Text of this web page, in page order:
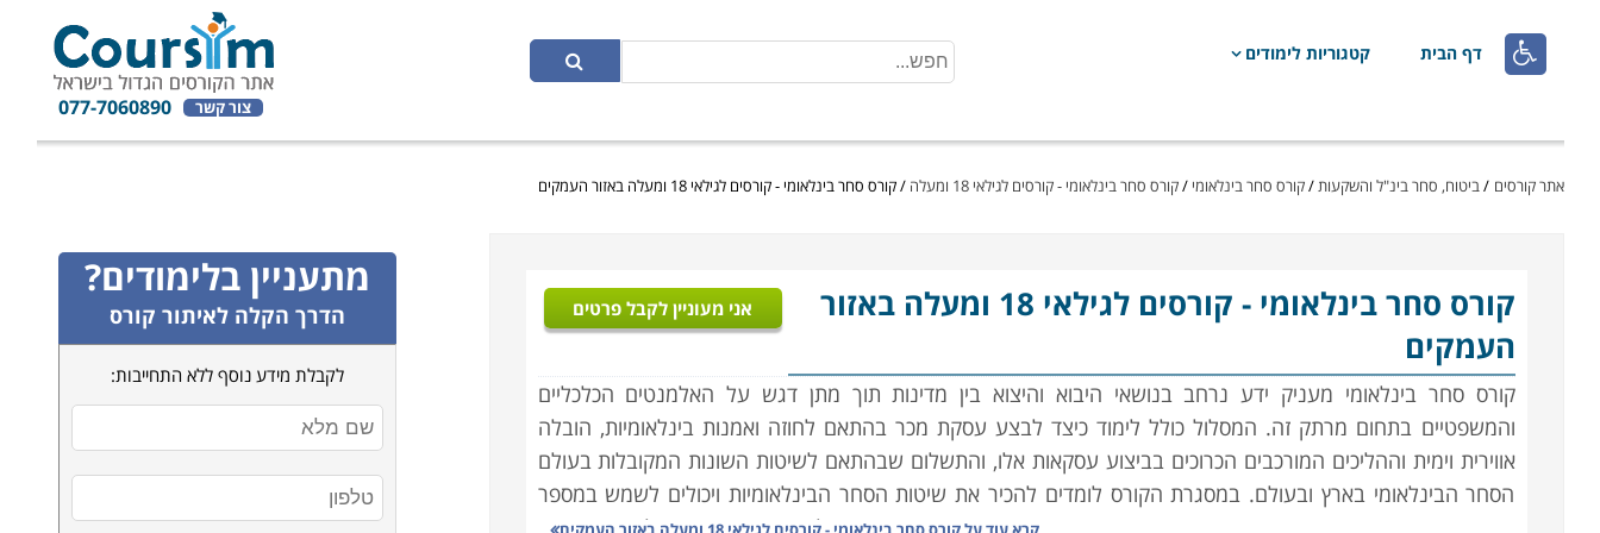
 דף הבית קטגוריות לימודים
צור קשר 077-7060890
אתר קורסים /ביטוח, סחר בינ"ל והשקעות/קורס סחר בינלאומי /קורס סחר בינלאומי - קורסים לגילאי 18 ומעלה /קורס סחר בינלאומי - קורסים לגילאי 18 ומעלה באזור העמקים
קורס סחר בינלאומי
- קורסים לגילאי 18 ומעלה באזור
העמקים
אני מעוניין לקבל פרטים
קורס סחר בינלאומי מעניק ידע נרחב בנושאי היבוא והיצוא בין מדינות תוך מתן דגש על האלמנטים הכלכליים
והמשפטיים בתחום מרתק זה. המסלול כולל לימוד כיצד לבצע עסקת מכר בהתאם לחוזה ואמנות בינלאומיות, הובלה
אווירית וימית וההליכים המורכבים הכרוכים בביצוע עסקאות אלו, והתשלום שבהתאם לשיטות השונות המקובלות בעולם
הסחר הבינלאומי בארץ ובעולם. במסגרת הקורס לומדים להכיר את שיטות הסחר הבינלאומיות ויכולים לשמש במספר
עמדות מפתח בתחום זה, כאשר מדובר בקורס מקצועי ביותר, אשר מעניק את כל הידע הדרוש כדי לעסוק בתחום
מתעניין בלימודים?
הדרך הקלה לאיתור קורס
לקבלת מידע נוסף ללא התחייבות: